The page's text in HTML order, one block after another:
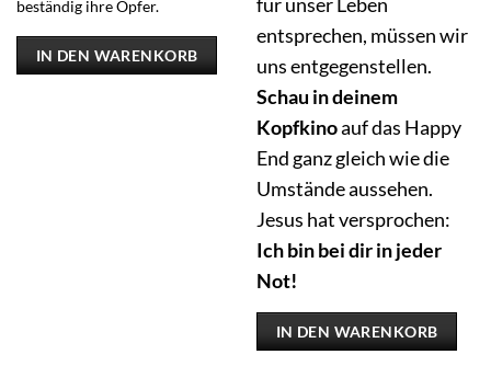
beständig ihre Opfer.
IN DEN WARENKORB
für unser Leben
entsprechen, müssen wir
uns entgegenstellen.
Schau in deinem
Kopfkinoauf das Happy
End ganz gleich wie die
Umstände aussehen.
Jesus hat versprochen:
Ich bin bei dir in jeder
Not!
IN DEN WARENKORB